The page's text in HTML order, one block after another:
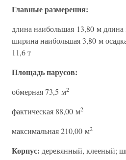
Главные размерения:
длина наибольшая 13,80 м
ширина наибольшая 3,80 м
11,6 т
Площадь парусов:
обмерная 73,5 м2
фактическая 88,00 м2
максимальная 210,00 м2
Корпус: деревянный, клееный;